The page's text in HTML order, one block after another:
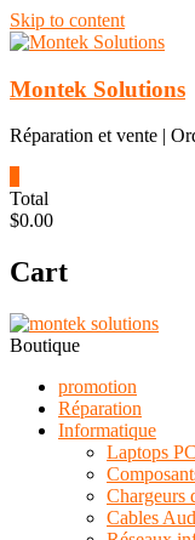
Skip to content
Montek Solutions
Réparation et vente |
Total
$0.00
Cart
Boutique
promotion
Réparation
Informatique
Laptops PC
Chargeurs
Cables